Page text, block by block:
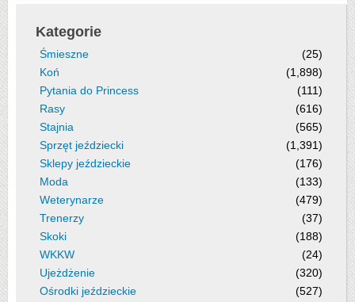
Kategorie
Śmieszne
(25)
Koń
(1,898)
Pytania do Princess
(111)
Rasy
(616)
Stajnia
(565)
Sprzęt jeździecki
(1,391)
Sklepy jeździeckie
(176)
Moda
(133)
Weterynarze
(479)
Trenerzy
(37)
Skoki
(188)
WKKW
(24)
Ujeżdżenie
(320)
Ośrodki jeździeckie
(527)